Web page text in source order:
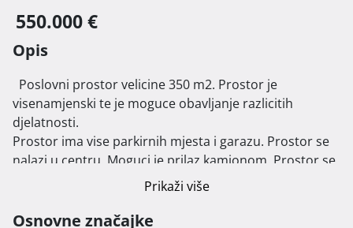
550.000 €
Opis
visenamjenski te je moguce obavljanje razlicitih
djelatnosti.
Prostor ima vise parkirnih mjesta i garazu. Prostor se
nalazi u centru. Moguci je prilaz kamionom. Prostor se
nalazi u zgradi novije gradnje armirano betonske
IDEALNO ZA DOSTAVNE SLUZBE.
Prikaži više
Osnovne značajke